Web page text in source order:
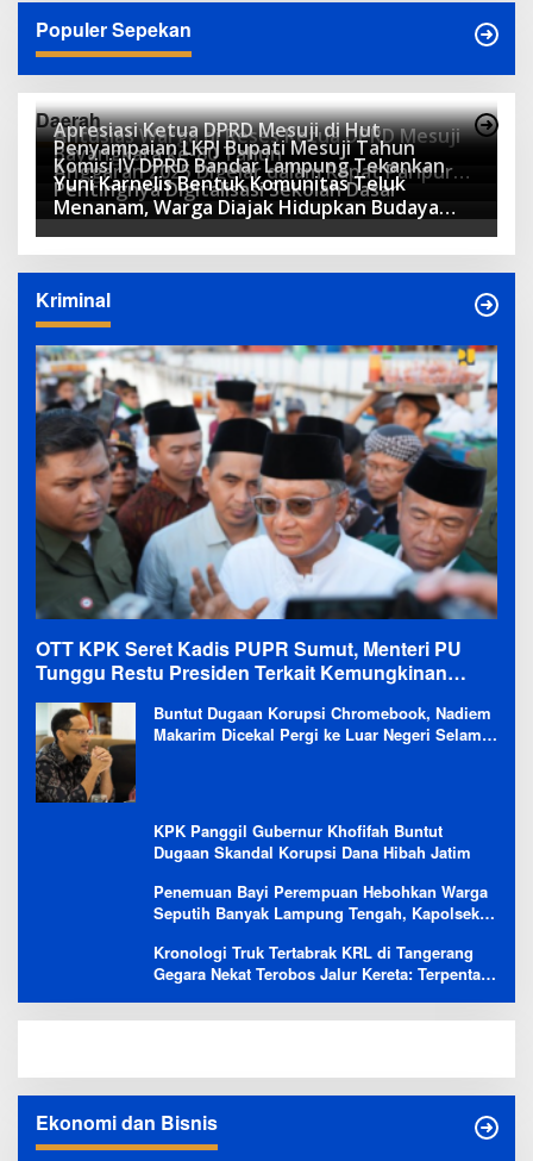
Populer Sepekan
Daerah
Antusias Warga di Reses Ketua DPRD Mesuji
Apresiasi Ketua DPRD Mesuji di Hut
Bayangkara ke-80 Tahun
Penyampaian LKPJ Bupati Mesuji Tahun
Anggaran 2025 Digelar dalam Rapat Paripurna
DPRD
Komisi IV DPRD Bandar Lampung Tekankan
Pentingnya Digitalisasi Sekolah Dasar
Yuni Karnelis Bentuk Komunitas Teluk
Menanam, Warga Diajak Hidupkan Budaya
Tanam
Kriminal
OTT KPK Seret Kadis PUPR Sumut, Menteri PU
Tunggu Restu Presiden Terkait Kemungkinan
Evaluasi Besar
Buntut Dugaan Korupsi Chromebook, Nadiem
Makarim Dicekal Pergi ke Luar Negeri Selama
KPK Panggil Gubernur Khofifah Buntut
Dugaan Skandal Korupsi Dana Hibah Jatim
Penemuan Bayi Perempuan Hebohkan Warga
Seputih Banyak Lampung Tengah, Kapolsek:
Kronologi Truk Tertabrak KRL di Tangerang
Gegara Nekat Terobos Jalur Kereta: Terpental,
Ekonomi dan Bisnis